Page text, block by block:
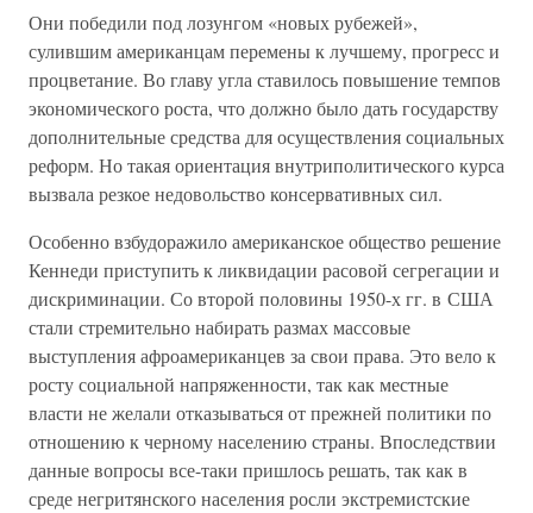
Они победили под лозунгом «новых рубежей»,
сулившим американцам перемены к лучшему, прогресс и
процветание. Во главу угла ставилось повышение темпов
экономического роста, что должно было дать государству
дополнительные средства для осуществления социальных
реформ. Но такая ориентация внутриполитического курса
вызвала резкое недовольство консервативных сил.
Особенно взбудоражило американское общество решение
Кеннеди приступить к ликвидации расовой сегрегации и
дискриминации. Со второй половины 1950-х гг. в США
стали стремительно набирать размах массовые
выступления афроамериканцев за свои права. Это вело к
росту социальной напряженности, так как местные
власти не желали отказываться от прежней политики по
отношению к черному населению страны. Впоследствии
данные вопросы все-таки пришлось решать, так как в
среде негритянского населения росли экстремистские